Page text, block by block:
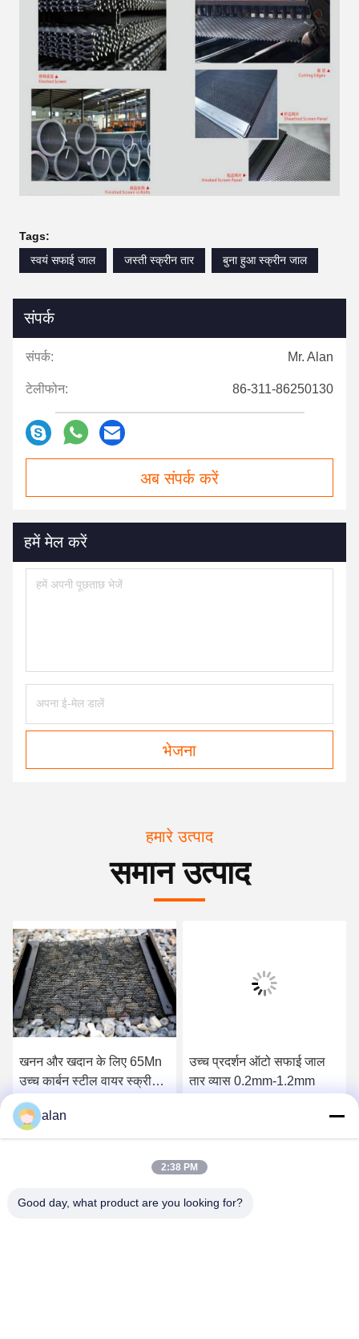
Tags:
स्वयं सफाई जाल
जस्ती स्क्रीन तार बुना हुआ स्क्रीन जाल
संपर्क
संपर्क: Mr. Alan
टेलीफोन: 86-311-86250130
अब संपर्क करें
हमें मेल करें
भेजना
हमारे उत्पाद
समान उत्पाद
खनन और खदान के लिए 65Mn
उच्च कार्बन स्टील वायर स्क्रीन
जाल
सबसे अच्छी कीमत पाएं
उच्च प्रदर्शन ऑटो सफाई जाल
तार व्यास 0.2mm-1.2mm
alan
2:38 PM
Good day, what product are you looking for?